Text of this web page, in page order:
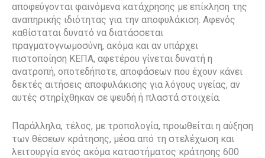
αποφεύγονται φαινόμενα κατάχρησης με επίκληση της
αναπηρικής ιδιότητας για την αποφυλάκιση. Αφενός
καθίσταται δυνατό να διατάσσεται
πραγματογνωμοσύνη, ακόμα και αν υπάρχει
πιστοποίηση ΚΕΠΑ, αφετέρου γίνεται δυνατή η
ανατροπή, οποτεδήποτε, αποφάσεων που έχουν κάνει
δεκτές αιτήσεις αποφυλάκισης για λόγους υγείας, αν
αυτές στηρίχθηκαν σε ψευδή ή πλαστά στοιχεία.
Παράλληλα, τέλος, με τροπολογία, προωθείται η αύξηση
των θέσεων κράτησης, μέσα από τη στελέχωση και
λειτουργία ενός ακόμα καταστήματος κράτησης 600